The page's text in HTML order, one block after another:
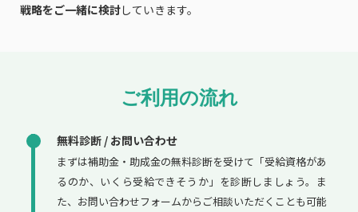
戦略をご一緒に検討していきます。
ご利用の流れ
無料診断 / お問い合わせ
まずは補助金・助成金の無料診断を受けて「受給資格があ
るのか、いくら受給できそうか」を診断しましょう。ま
た、お問い合わせフォームからご相談いただくことも可能